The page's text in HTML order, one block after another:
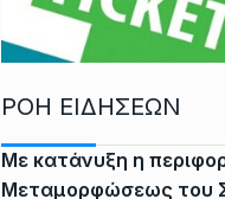
ΡΟΗ ΕΙΔΗΣΕΩΝ
Με κατάνυξη η
Μεταμορφώσεως του